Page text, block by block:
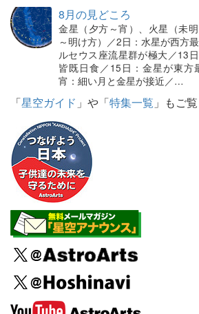
8月の見どころ
金星（夕方～宵）、火星（未
～明け方）／2日：水星が西方
ルセウス座流星群が極大／13
皆既日食／15日：金星が東方
宵：細い月と金星が接近／…
「星空ガイド 」や「特集一覧 」もご